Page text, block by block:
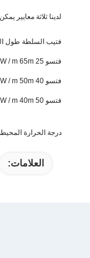
لدينا ثلاثة معايير
فتيب السلطة طول
فتسو 25 25W / m 65m
فتسو 40 40W / m 50m
فتسو 50 50W / m 40m
درجة الحرارة المحيطة
العلامات: